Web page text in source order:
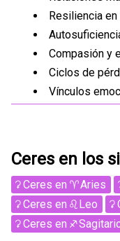
Resiliencia
Compasión y
Ciclos de
Vínculos
Ceres en los
Ceres en Aries
Ceres en Leo
Ceres en